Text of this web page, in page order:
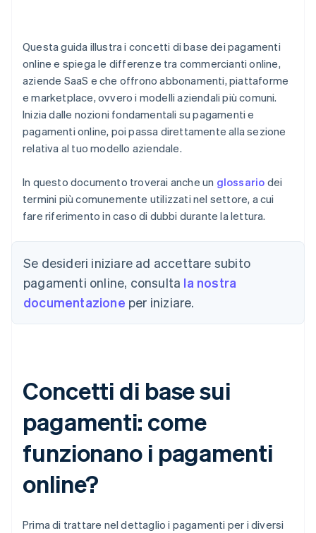
Questa guida illustra i concetti di base dei pagamenti
online e spiega le differenze tra commercianti online,
aziende SaaS e che offrono abbonamenti, piattaforme
e marketplace, ovvero i modelli aziendali più comuni.
Inizia dalle nozioni fondamentali su pagamenti e
pagamenti online, poi passa direttamente alla sezione
relativa al tuo modello aziendale.
In questo documento troverai anche un glossario dei
termini più comunemente utilizzati nel settore, a cui
fare riferimento in caso di dubbi durante la lettura.
Se desideri iniziare ad accettare subito
pagamenti online, consulta la nostra
documentazione per iniziare.
Concetti di base sui
pagamenti: come
funzionano i pagamenti
online?
Prima di trattare nel dettaglio i pagamenti per i diversi